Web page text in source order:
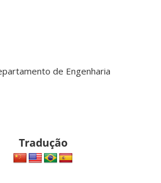
de Engenharia
Tradução